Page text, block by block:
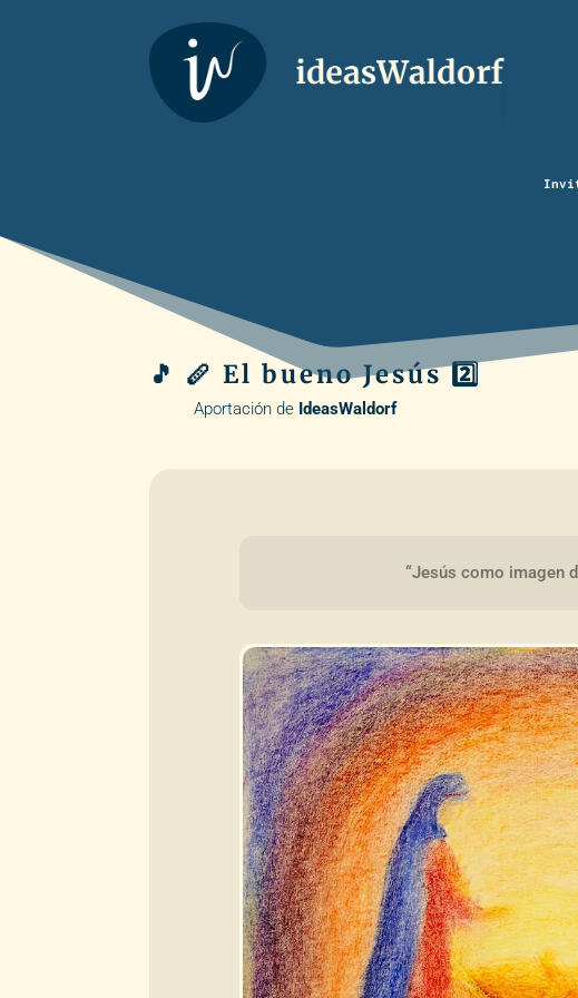
🎵 🪈 El bueno Jesús 2️⃣
Aportación de IdeasWaldorf
“Jesús como imagen